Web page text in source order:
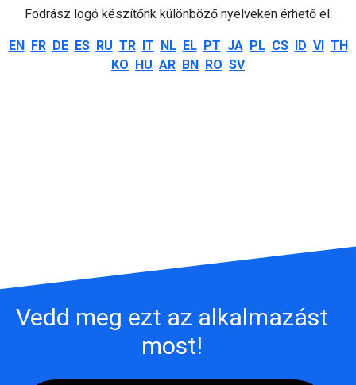
Fodrász logó készítőnk különböző nyelveken érhető el:
EN FR DE ES RU TR IT NL EL PT JA PL CS ID VI TH
KO HU AR BN RO SV
Vedd meg ezt az alkalmazást
most!